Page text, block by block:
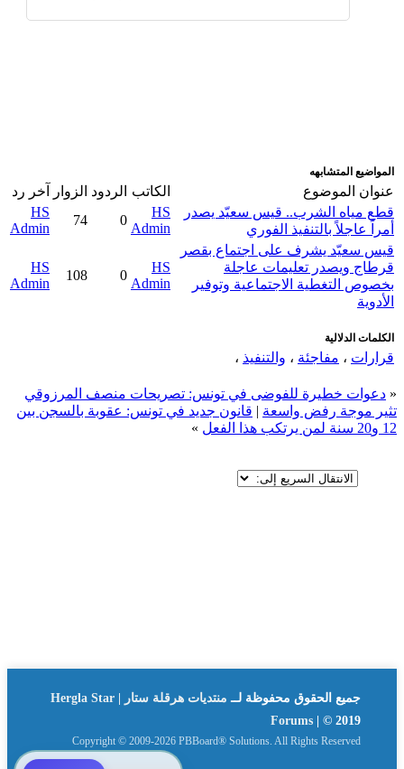
المواضيع المتشابهه
عنوان الموضوع الكاتب الردود الزوار
آخر رد
قطع مياه الشرب.. قيس سعيّد يصدر
أمراً عاجلاً بالتنفيذ الفوري
HS
Admin
0
74
HS
Admin
قيس سعيّد يشرف على اجتماع بقصر
قرطاج ويصدر تعليمات عاجلة
بخصوص التغطية الاجتماعية وتوفير
الأدوية
HS
Admin
0
108
HS
Admin
الكلمات الدلالية
قرارات ، مفاجئة ، والتنفيذ ،
« دعوات خطيرة للفوضى في تونس: تصريحات منصف المرزوقي
تثير موجة رفض واسعة | قانون جديد في تونس: عقوبة بالسجن بين
12 و20 سنة لمن يرتكب هذا الفعل
»
جميع الحقوق محفوظة لــ
منتديات هرقلة ستار | Hergla Star
Forums | © 2019
Copyright © 2009-2026 PBBoard® Solutions. All Rights Reserved